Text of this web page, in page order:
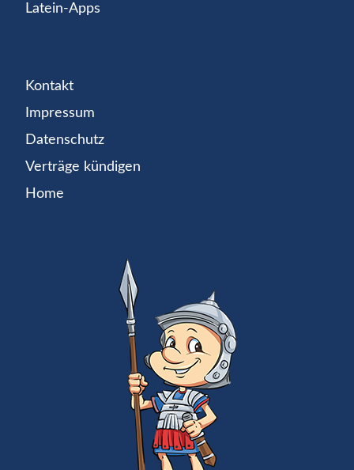
Latein-Apps
Kontakt
Impressum
Datenschutz
Verträge kündigen
Home